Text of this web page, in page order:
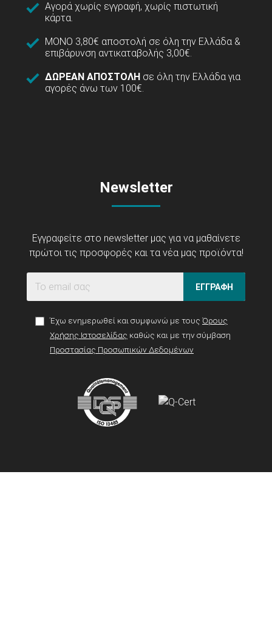
Αγορά χωρίς εγγραφή, χωρίς πιστωτική
κάρτα.
ΜΟΝΟ 3,80€ αποστολή σε όλη την Ελλάδα &
επιβάρυνση αντικαταβολής 3,00€.
ΔΩΡΕΑΝ ΑΠΟΣΤΟΛΗ σε όλη την Ελλάδα για
αγορές άνω των 100€.
Newsletter
Εγγραφείτε στο newsletter μας για να μαθαίνετε
πρώτοι τις προσφορές και τα νέα μας προϊόντα!
ΕΓΓΡΑΦΗ
Έχω ενημερωθεί και συμφωνώ με τους Όρους
Χρήσης Ιστοσελίδας καθώς και με την σύμβαση
Προστασίας Προσωπικών Δεδομένων